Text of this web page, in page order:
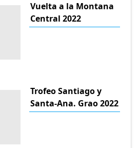
Vuelta a la Montana
Central 2022
Trofeo Santiago y
Santa-Ana. Grao 2022